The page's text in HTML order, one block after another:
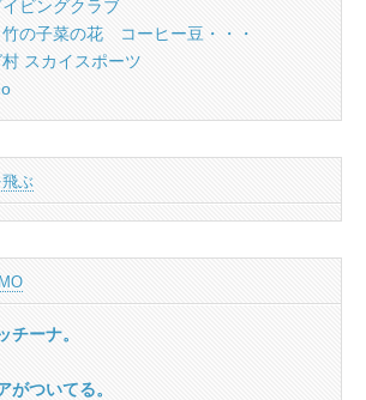
ビングクラブ
の子菜の花 コーヒー豆・・・
スカイスポーツ
ぶ
チーナ。
がついてる。